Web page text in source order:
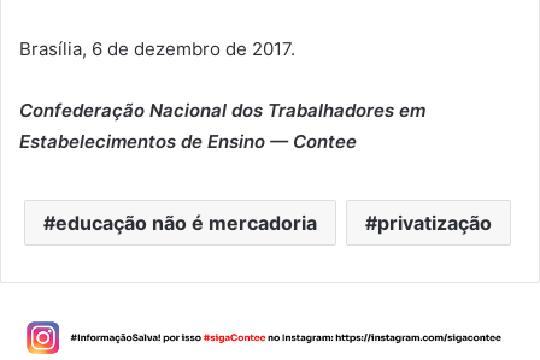
Brasília, 6 de dezembro de 2017.
Confederação Nacional dos Trabalhadores em
Estabelecimentos de Ensino — Contee
educação não é mercadoria privatização